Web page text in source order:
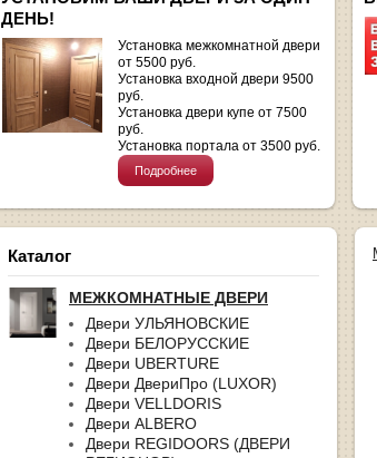
ДЕНЬ!
Установка межкомнатной двери
от 5500 руб.
Установка входной двери 9500
руб.
Установка двери купе от 7500
руб.
Установка портала от 3500 руб.
Подробнее
Каталог
МЕЖКОМНАТНЫЕ ДВЕРИ
Двери УЛЬЯНОВСКИЕ
Двери БЕЛОРУССКИЕ
Двери UBERTURE
Двери ДвериПро (LUXOR)
Двери VELLDORIS
Двери ALBERO
Двери REGIDOORS (ДВЕРИ